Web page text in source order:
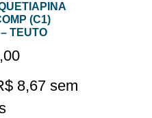
(C1)
TEUTO
8,67 sem